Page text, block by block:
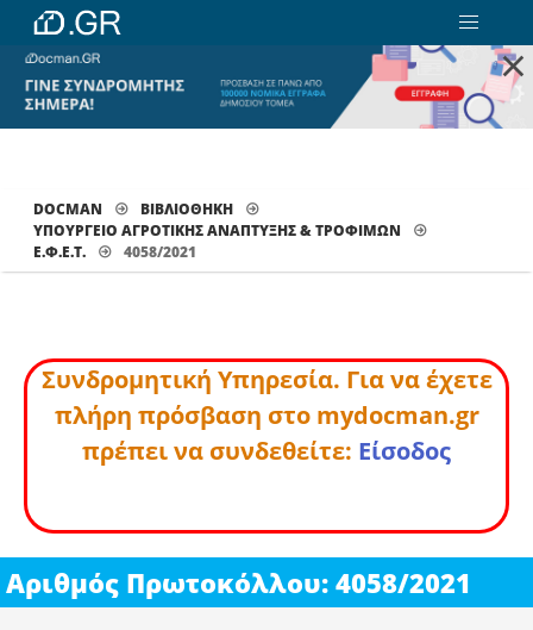
×
DOCMAN
ΒΙΒΛΙΟΘΗΚΗ
ΥΠΟΥΡΓΕΙΟ ΑΓΡΟΤΙΚΗΣ ΑΝΑΠΤΥΞΗΣ & ΤΡΟΦΙΜΩΝ
Ε.Φ.Ε.Τ.
4058/2021
Συνδρομητική Υπηρεσία. Για να έχετε
πλήρη πρόσβαση στο mydocman.gr
πρέπει να συνδεθείτε: Είσοδος
Αριθμός Πρωτοκόλλου: 4058/2021